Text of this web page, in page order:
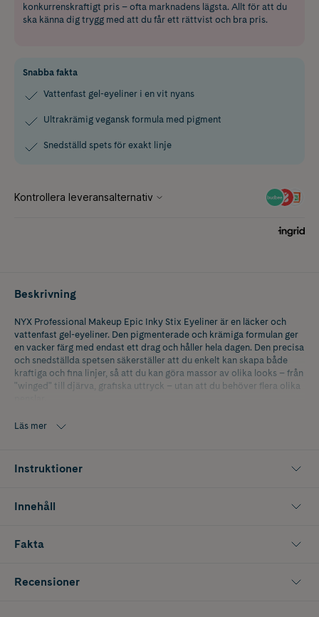
konkurrenskraftigt pris – ofta marknadens lägsta. Allt för att du
ska känna dig trygg med att du får ett rättvist och bra pris.
Snabba fakta
Vattenfast gel-eyeliner i en vit nyans
Ultrakrämig vegansk formula med pigment
Snedställd spets för exakt linje
Beskrivning
NYX Professional Makeup Epic Inky Stix Eyeliner är en läcker och
vattenfast gel-eyeliner. Den pigmenterade och krämiga formulan ger
en vacker färg med endast ett drag och håller hela dagen. Den precisa
och snedställda spetsen säkerställer att du enkelt kan skapa både
kraftiga och fina linjer, så att du kan göra massor av olika looks – från
"winged" till djärva, grafiska uttryck – utan att du behöver flera olika
Formulan torkar snabbt och säkerställer en intensiv färg som varken
• Vattenfast, kladdar inte ut, flagnar inte av.
Nyans: 17 Wired White
Läs mer
Instruktioner
Innehåll
Fakta
Recensioner